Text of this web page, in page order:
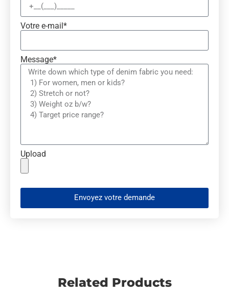
Votre e-mail*
Message*
Upload
Envoyez votre demande
Related Products